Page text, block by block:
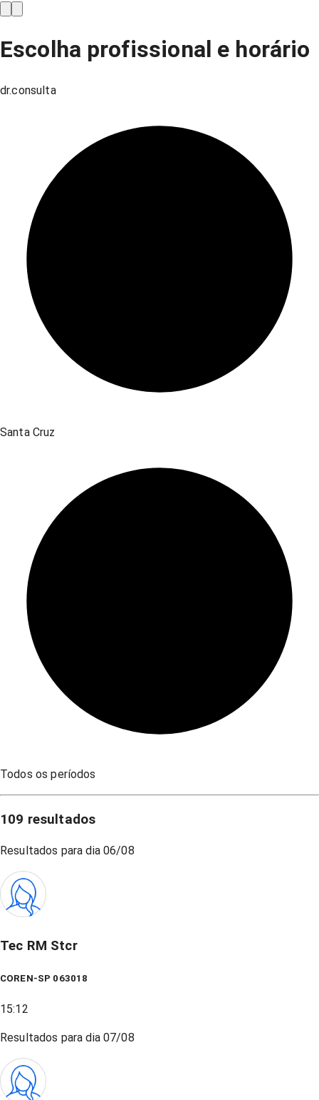
Escolha profissional e horário
dr.consulta
Santa Cruz
Todos os períodos
109 resultados
Resultados para dia 06/08
Tec RM Stcr
COREN-SP 063018
15:12
Resultados para dia07/08